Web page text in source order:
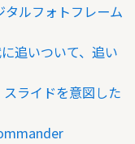
ルフォトフレーム
追いついて、追い
ライドを意図した